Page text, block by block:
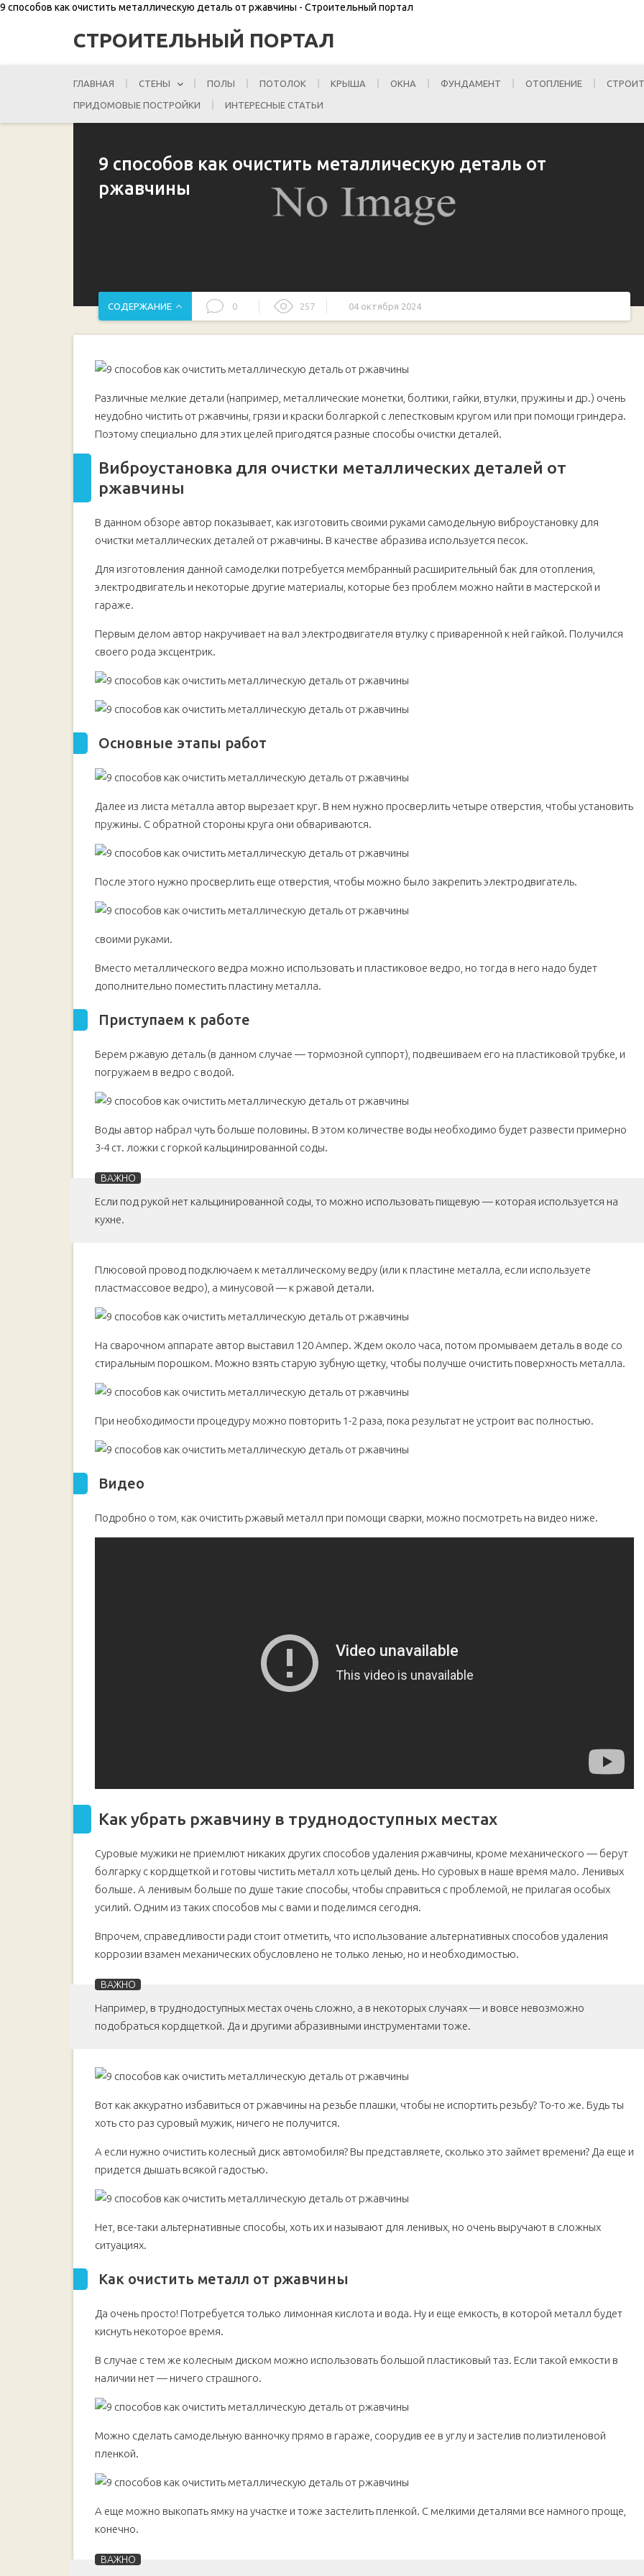
9 способов как очистить металлическую деталь от ржавчины - Строительный портал
СТРОИТЕЛЬНЫЙ ПОРТАЛ
ГЛАВНАЯ СТЕНЫ ПОЛЫ ПОТОЛОК КРЫША ОКНА ФУНДАМЕНТ ОТОПЛЕНИЕ
ПРИДОМОВЫЕ ПОСТРОЙКИ ИНТЕРЕСНЫЕ СТАТЬИ
9 способов как очистить металлическую деталь от
ржавчины
СОДЕРЖАНИЕ 0 257 04 октября 2024
Приступаем к работе
Как убрать ржавчину в труднодоступных местах
Как очистить металл от ржавчины
Приспособление из УШМ для чистки металла от ржавчины
Окончательная примерка и сборка приспособления
Как защитить инструмент от коррозии
Видео
Пошаговый процесс изготовления самодельного приспособления
Процесс очистки ржавых болтов и гаек
Основные этапы работ
Аппарат для очистки металла от ржавчины из пивного бочонка
Различные мелкие детали (например, металлические монетки, болтики, гайки, втулки, пружины и др.) очень
неудобно чистить от ржавчины, грязи и краски болгаркой с лепестковым кругом или при помощи гриндера.
Поэтому специально для этих целей пригодятся разные способы очистки деталей.
Виброустановка для очистки металлических деталей от
ржавчины
В данном обзоре автор показывает, как изготовить своими руками самодельную виброустановку для
очистки металлических деталей от ржавчины. В качестве абразива используется песок.
Для изготовления данной самоделки потребуется мембранный расширительный бак для отопления,
электродвигатель и некоторые другие материалы, которые без проблем можно найти в мастерской и
гараже.
Первым делом автор накручивает на вал электродвигателя втулку с приваренной к ней гайкой. Получился
своего рода эксцентрик.
Основные этапы работ
Далее из листа металла автор вырезает круг. В нем нужно просверлить четыре отверстия, чтобы установить
пружины. С обратной стороны круга они обвариваются.
После этого нужно просверлить еще отверстия, чтобы можно было закрепить электродвигатель.
своими руками.
Вместо металлического ведра можно использовать и пластиковое ведро, но тогда в него надо будет
дополнительно поместить пластину металла.
Приступаем к работе
Берем ржавую деталь (в данном случае — тормозной суппорт), подвешиваем его на пластиковой трубке, и
погружаем в ведро с водой.
Воды автор набрал чуть больше половины. В этом количестве воды необходимо будет развести примерно
3-4 ст. ложки с горкой кальцинированной соды.
Если под рукой нет кальцинированной соды, то можно использовать пищевую — которая используется на
кухне.
Плюсовой провод подключаем к металлическому ведру (или к пластине металла, если используете
пластмассовое ведро), а минусовой — к ржавой детали.
На сварочном аппарате автор выставил 120 Ампер. Ждем около часа, потом промываем деталь в воде со
стиральным порошком. Можно взять старую зубную щетку, чтобы получше очистить поверхность металла.
При необходимости процедуру можно повторить 1-2 раза, пока результат не устроит вас полностью.
Видео
Подробно о том, как очистить ржавый металл при помощи сварки, можно посмотреть на видео ниже.
Как убрать ржавчину в труднодоступных местах
Суровые мужики не приемлют никаких других способов удаления ржавчины, кроме механического — берут
болгарку с кордщеткой и готовы чистить металл хоть целый день. Но суровых в наше время мало. Ленивых
больше. А ленивым больше по душе такие способы, чтобы справиться с проблемой, не прилагая особых
усилий. Одним из таких способов мы с вами и поделимся сегодня.
Впрочем, справедливости ради стоит отметить, что использование альтернативных способов удаления
коррозии взамен механических обусловлено не только ленью, но и необходимостью.
Например, в труднодоступных местах очень сложно, а в некоторых случаях — и вовсе невозможно
подобраться кордщеткой. Да и другими абразивными инструментами тоже.
Вот как аккуратно избавиться от ржавчины на резьбе плашки, чтобы не испортить резьбу? То-то же. Будь ты
хоть сто раз суровый мужик, ничего не получится.
А если нужно очистить колесный диск автомобиля? Вы представляете, сколько это займет времени? Да еще и
придется дышать всякой гадостью.
Нет, все-таки альтернативные способы, хоть их и называют для ленивых, но очень выручают в сложных
ситуациях.
Как очистить металл от ржавчины
Да очень просто! Потребуется только лимонная кислота и вода. Ну и еще емкость, в которой металл будет
киснуть некоторое время.
В случае с тем же колесным диском можно использовать большой пластиковый таз. Если такой емкости в
наличии нет — ничего страшного.
Можно сделать самодельную ванночку прямо в гараже, соорудив ее в углу и застелив полиэтиленовой
пленкой.
А еще можно выкопать ямку на участке и тоже застелить пленкой. С мелкими деталями все намного проще,
конечно.